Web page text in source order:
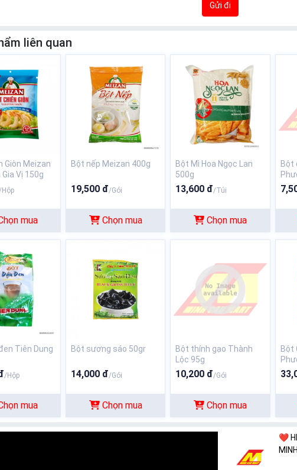
Gửi đi
liên quan
Giòn Meizan
Gia Vị 150g
mua
Bột nếp Meizan 400g
19,500 đ/Gói
Chọn mua
Bột Mì Hoa Ngọc Lan
500g
13,600 đ/Túi
Chọn mua
Bột
Tiên Dung
/Hộp
mua
Bột sương sáo 50gr
14,000 đ/Gói
Chọn mua
Bột thính gạo Thành
Lộc 95g
10,200 đ/Gói
Chọn mua
Bột
❤️